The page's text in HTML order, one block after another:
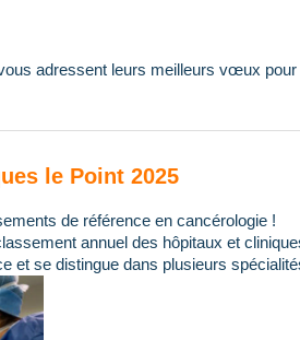
adressent leurs meilleurs vœux pour
le Point 2025
de référence en cancérologie !
annuel des hôpitaux et
et se distingue dans plusieurs